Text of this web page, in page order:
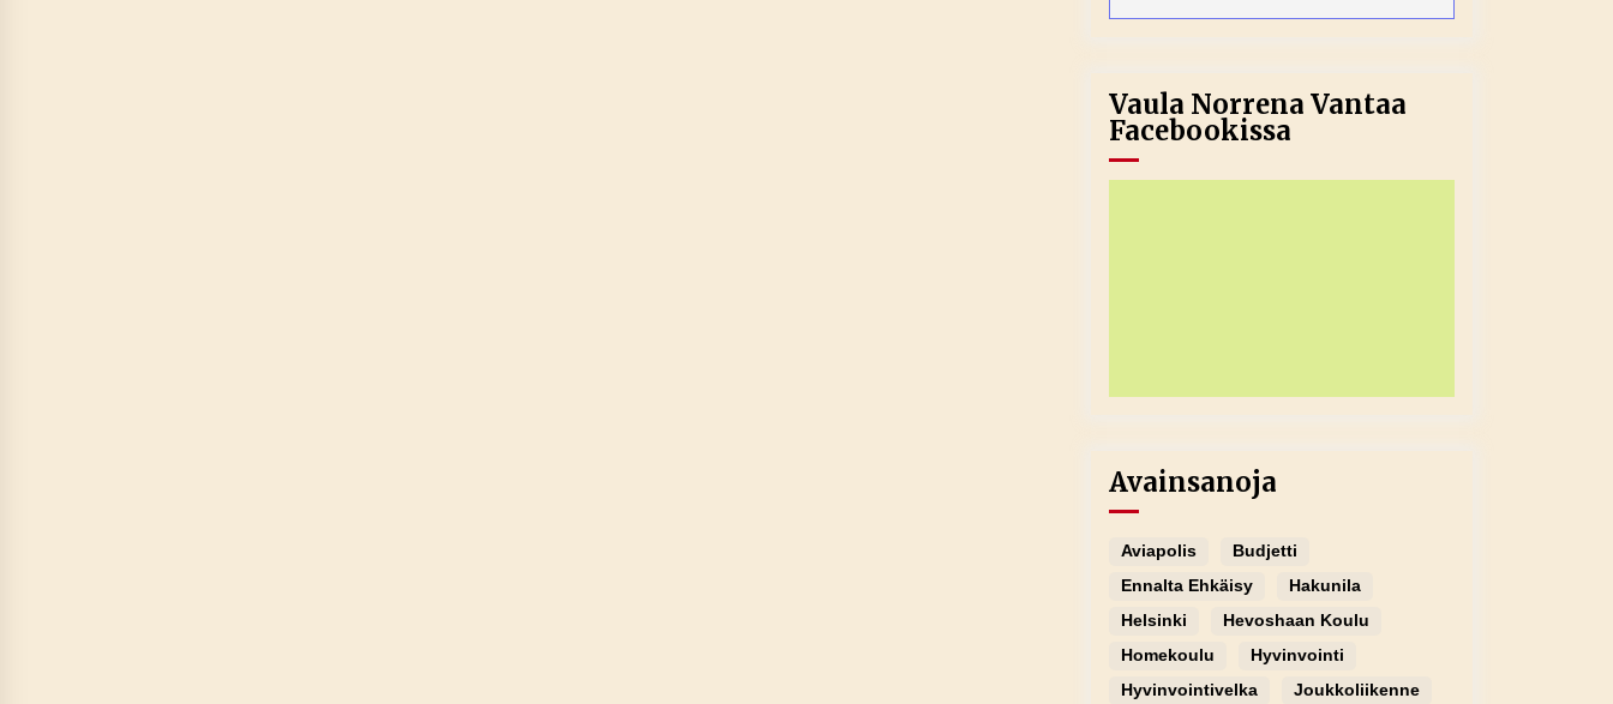
Vaula Norrena Vantaa
Facebookissa
Avainsanoja
Aviapolis
Budjetti
Ennalta Ehkäisy
Hakunila
Helsinki
Hevoshaan Koulu
Homekoulu
Hyvinvointi
Hyvinvointivelka
Joukkoliikenne